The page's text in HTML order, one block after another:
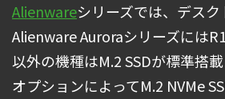
Alienwareシリーズでは、デスク
Alienware Auroraシリーズには
以外の機種はM.2 SSDが標準搭
オプションによってM.2 NVMe